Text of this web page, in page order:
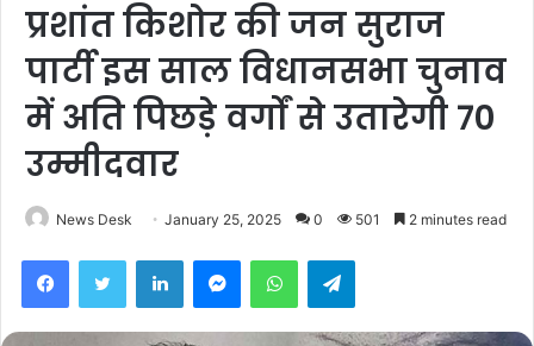
प्रशांत किशोर की जन सुराज
पार्टी इस साल विधानसभा चुनाव
में अति पिछड़े वर्गों से उतारेगी 70
उम्मीदवार
News Desk January 25, 2025 0 501 2 minutes read